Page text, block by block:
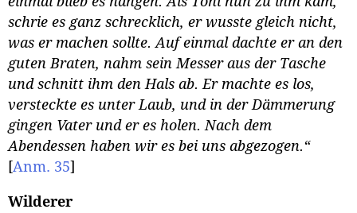
schrie es ganz schrecklich, er wusste gleich nicht,
was er machen sollte. Auf einmal dachte er an den
guten Braten, nahm sein Messer aus der Tasche
und schnitt ihm den Hals ab. Er machte es los,
versteckte es unter Laub, und in der Dämmerung
gingen Vater und er es holen. Nach dem
Abendessen haben wir es bei uns abgezogen.“
[Anm. 35]
Wilderer